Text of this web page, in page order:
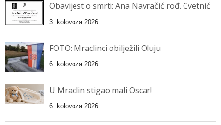
Obavijest o smrti: Ana Navračić rođ. Cvetnić
3. kolovoza 2026.
FOTO: Mraclinci obilježili Oluju
6. kolovoza 2026.
U Mraclin stigao mali Oscar!
6. kolovoza 2026.